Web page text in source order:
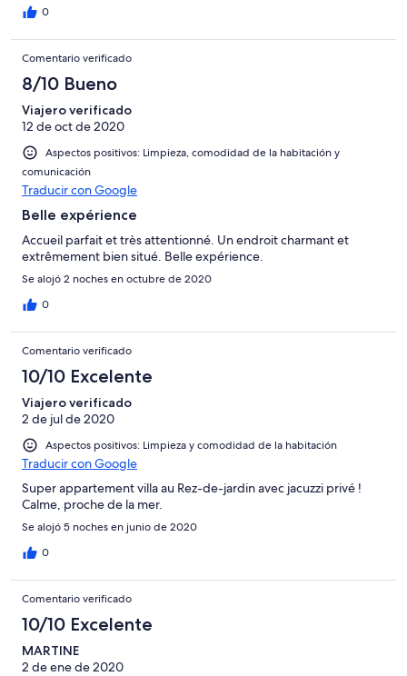
0
Comentario verificado
8/10 Bueno
Viajero verificado
12 de oct de 2020
Aspectos positivos: Limpieza, comodidad de la habitación y
comunicación
Traducir con Google
Belle expérience
Accueil parfait et très attentionné. Un endroit charmant et
extrêmement bien situé. Belle expérience.
Se alojó 2 noches en octubre de 2020
0
Comentario verificado
10/10 Excelente
Viajero verificado
2 de jul de 2020
Aspectos positivos: Limpieza y comodidad de la habitación
Traducir con Google
Super appartement villa au Rez-de-jardin avec jacuzzi privé !
Calme, proche de la mer.
Se alojó 5 noches en junio de 2020
0
Comentario verificado
10/10 Excelente
MARTINE
2 de ene de 2020